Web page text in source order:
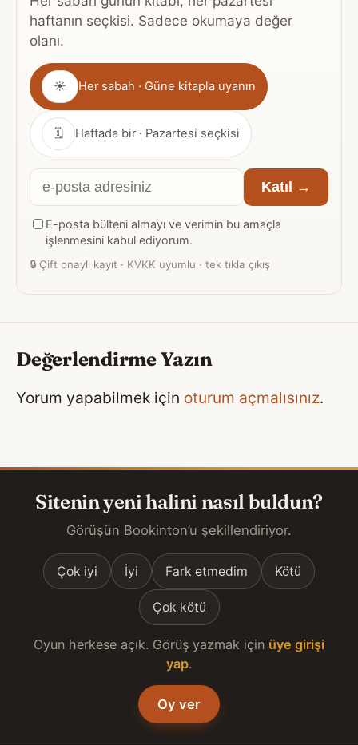
haftanın seçkisi. Sadece okumaya değer
olanı.
Gönderim
sıklığı
☀ Her sabah · Güne kitapla uyanın
🗓 Haftada bir · Pazartesi seçkisi
E-
posta
adresiniz
Katıl →
E-posta bülteni almayı ve verimin bu amaçla
işlenmesini kabul ediyorum.
🔒 Çift onaylı kayıt · KVKK uyumlu · tek tıkla çıkış
Değerlendirme Yazın
Yorum yapabilmek için oturum açmalısınız.
Sitenin yeni halini nasıl buldun?
Görüşün Bookinton’u şekillendiriyor.
Çok iyi İyi Fark etmedim Kötü
Çok kötü
Oyun herkese açık. Görüş yazmak için üye girişi
yap.
Oy ver